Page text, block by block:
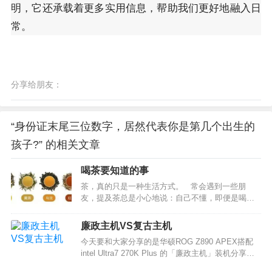
明，它还承载着更多实用信息，帮助我们更好地融入日
常。
分享给朋友：
“身份证末尾三位数字，居然代表你是第几个出生的
孩子?” 的相关文章
喝茶要知道的事
茶，真的只是一种生活方式。 常会遇到一些朋
友，提及茶总是小心地说：自己不懂，即便是喝
虚，其实懂不懂茶对大多数人来说，真的不那么重
要。如果喝了某款茶感觉还不错，能接着喝下去就
足够了。 很多人喝了那么多茶，面对茶的类别，
还是一知半解。小编告诉你，这就是六大基本茶
廉政主机VS复古主机
今天要和大家分享的是华硕ROG Z890 APEX搭配
intel Ultra7 270K Plus 的「廉政主机」装机分享。